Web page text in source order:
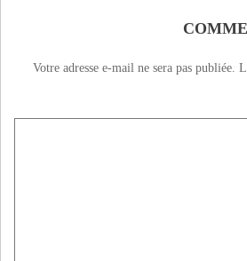
Votre adresse e-mail ne sera pas publiée.